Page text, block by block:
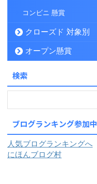
コンビニ 懸賞
クローズド 対象別
オープン懸賞
検索
ブログランキング参加中
人気ブログランキングへ
にほんブログ村